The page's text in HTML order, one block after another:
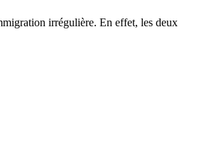
irrégulière. En effet, les deux